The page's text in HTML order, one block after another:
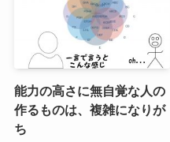
能力の高さに無自覚な人の
作るものは、複雑になりが
ち